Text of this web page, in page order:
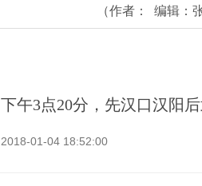
（作者： 编辑：
下午3点20分，先汉口汉阳
2018-01-04 18:52:00